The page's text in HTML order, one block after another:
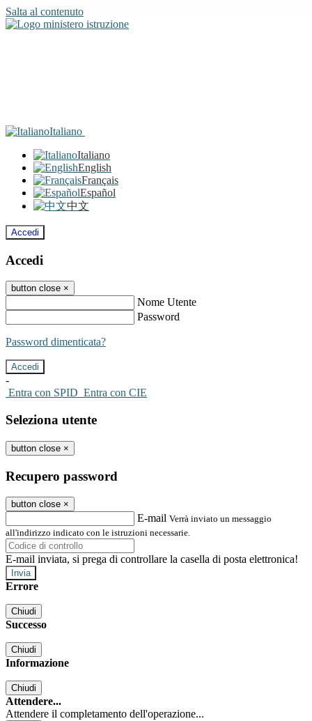
Salta al contenuto
Italiano
Italiano
English
Français
Español
中文
Accedi
Accedi
button close ×
Nome Utente
Password
Password dimenticata?
-
Entra con SPID Entra con CIE
Seleziona utente
button close ×
Recupero password
button close ×
E-mail Verrà inviato un messaggio
all'indirizzo indicato con le istruzioni necessarie.
E-mail inviata, si prega di controllare la casella di posta elettronica!
Errore
Chiudi
Successo
Chiudi
Informazione
Chiudi
Attendere...
Attendere il completamento dell'operazione...